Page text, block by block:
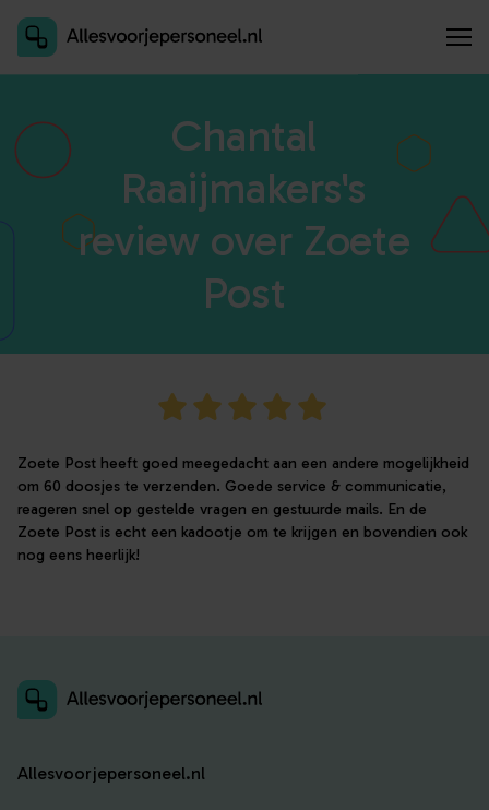
Chantal
Raaijmakers's
review over Zoete
Post
Zoete Post heeft goed meegedacht aan een andere mogelijkheid
om 60 doosjes te verzenden. Goede service & communicatie,
reageren snel op gestelde vragen en gestuurde mails. En de
Zoete Post is echt een kadootje om te krijgen en bovendien ook
nog eens heerlijk!
Allesvoorjepersoneel.nl